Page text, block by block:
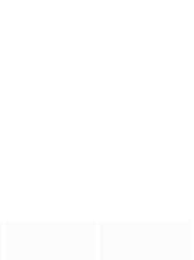
瑞真孤身一人踏上了挖掘死亡
一连串妖异事件，张天盛虽被种种诡怪幻象
中，牵引出“婴胎报仇”，“娘娘索命”等一连
sisters An